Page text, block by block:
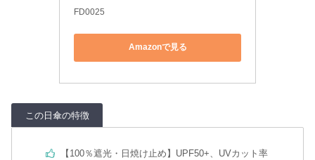
FD0025
Amazonで見る
この日傘の特徴
【100％遮光・日焼け止め】UPF50+、UVカット率